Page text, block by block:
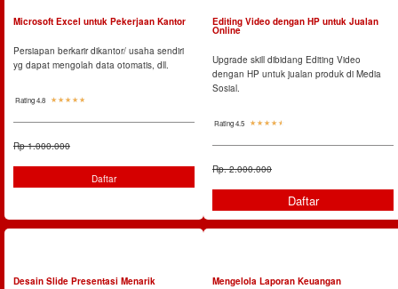
Microsoft Excel untuk Pekerjaan Kantor
Persiapan berkarir dikantor/ usaha sendiri
yg dapat mengolah data otomatis, dll.
Rating 4.8 ☆ ☆ ☆ ☆ ☆
Rp 1.000.000
Daftar
Editing Video dengan HP untuk Jualan
Online
Upgrade skill dibidang Editing Video
dengan HP untuk jualan produk di Media
Sosial.
Rating 4.5 ☆ ☆ ☆ ☆ ☆
Rp. 2.000.000
Daftar
Desain Slide Presentasi Menarik Mengelola Laporan Keuangan